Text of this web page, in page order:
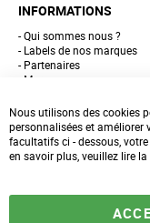
INFORMATIONS
Qui sommes nous ?
Labels de nos marques
Partenaires
Marques
10 gestes pour
Formulaire de contact
LIVRAISONS &
Paiement sécurisé
Commandes et retours
Nous utilisons des cookies
personnalisées et améliorer
facultatifs ci - dessous,
en savoir plus, veuillez lire la